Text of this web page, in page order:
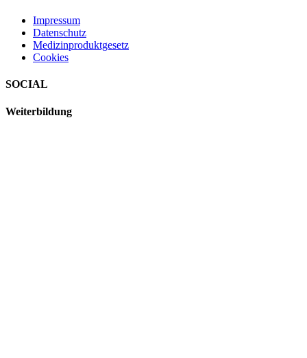
Impressum
Datenschutz
Medizinproduktgesetz
Cookies
SOCIAL
Weiterbildung